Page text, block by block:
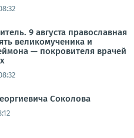
9 августа православная
великомученика и
— покровителя врачей
Соколова